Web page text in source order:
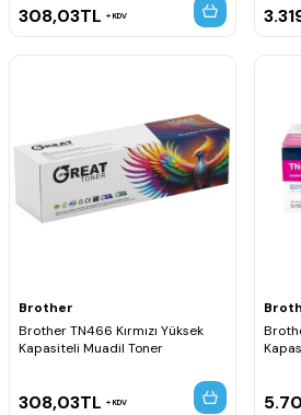
308,03TL KDV
Brother
Brother TN466 Kırmızı Yüksek
Kapasiteli Muadil Toner
308,03TL KDV